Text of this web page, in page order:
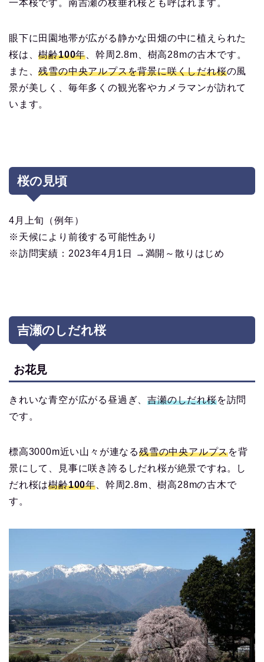
一本桜です。南吉瀬の枝垂れ桜とも呼ばれます。
眼下に田園地帯が広がる静かな田畑の中に植えられた
桜は、樹齢100年 、幹周2.8m、樹高28mの古木です。
また、残雪の中央アルプスを背景に咲くしだれ桜の風
景が美しく、毎年多くの観光客やカメラマンが訪れて
います。
桜の見頃
4月上旬（例年）
※天候により前後する可能性あり
※訪問実績：2023年4月1日 →満開～散りはじめ
吉瀬のしだれ桜
お花見
きれいな青空が広がる昼過ぎ、吉瀬のしだれ桜を訪問
です。
標高3000m近い山々が連なる残雪の中央アルプスを背
景にして、見事に咲き誇るしだれ桜が絶景ですね。し
だれ桜は樹齢100年 、幹周2.8m、樹高28mの古木で
す。